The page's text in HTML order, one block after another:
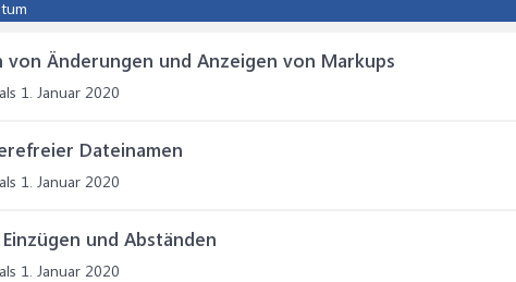
von Änderungen und Anzeigen von Markups
1. Januar 2020
Dateinamen
1. Januar 2020
und Abständen
1. Januar 2020